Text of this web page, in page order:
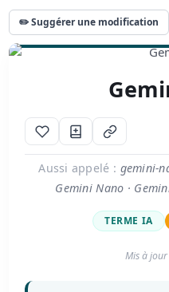
✏️ Suggérer une modification
Aussi appelé : gemini-
Gemini Nano ·
TERME IA
Mis à jour